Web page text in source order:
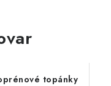
topánky